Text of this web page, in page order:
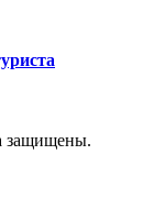
защищены.